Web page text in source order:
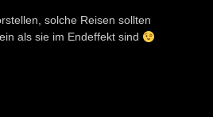
solche Reisen sollten
als sie im Endeffekt sind